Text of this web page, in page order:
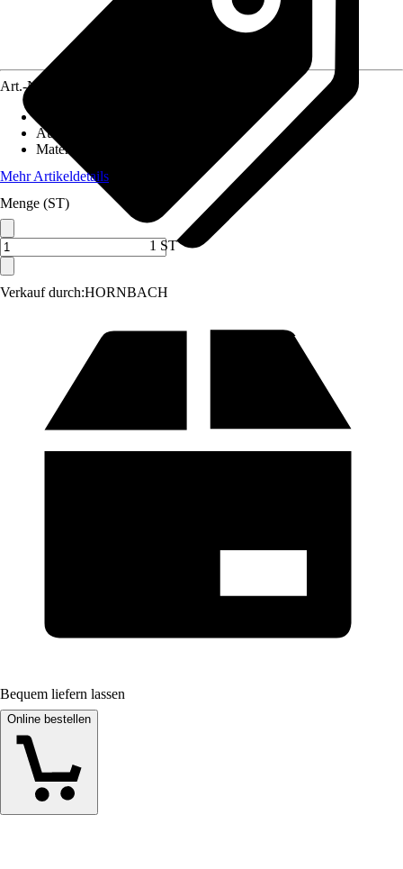
Verkauf durch:HORNBACH
Art.-Nr.
Ausführung
Material
Mehr Artikeldetails
Menge (ST)
1 ST
Bequem liefern lassen
Online bestellen